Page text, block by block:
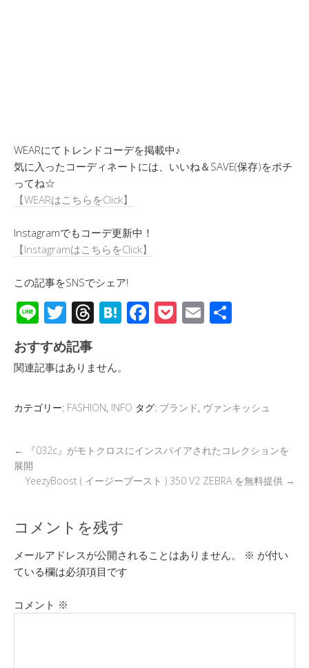
WEARにてトレンドコーデを掲載中♪
気に入ったコーディネートには、いいね＆SAVE(保存)をポチ
ってね☆
【WEARはこちらをClick】
Instagramでもコーデ更新中！
【InstagramはこちらをClick】
この記事をSNSでシェア!
Li
n
e
T
wi
tt
er
T
hr
e
a
d
H
at
a
F
ac
o
o
k
P
o
E
m
おすすめ記事
関連記事はありません。
カテゴリー: FASHION, INFO タグ: ブランド, ヴァンキッシュ
←
『032c』がモトクロスにインスパイアされたコレクションを
展開
YeezyBoost ( イージーブースト ) 350 V2 ZEBRA を無料提供 →
コメントを残す
メールアドレスが公開されることはありません。 ※ が付い
ている欄は必須項目です
コメント ※